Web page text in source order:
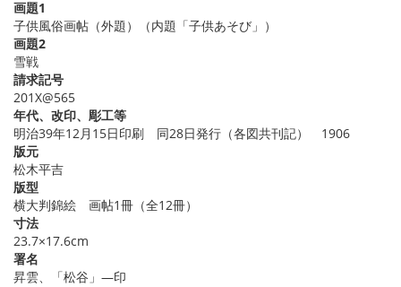
画題1
子供風俗画帖（外題）（内題「子供あそび」）
画題2
雪戦
請求記号
201X@565
年代、改印、彫工等
明治39年12月15日印刷 同28日発行（各図共刊記） 1906
版元
松木平吉
版型
横大判錦絵 画帖1冊（全12冊）
寸法
23.7×17.6cm
署名
昇雲、「松谷」―印